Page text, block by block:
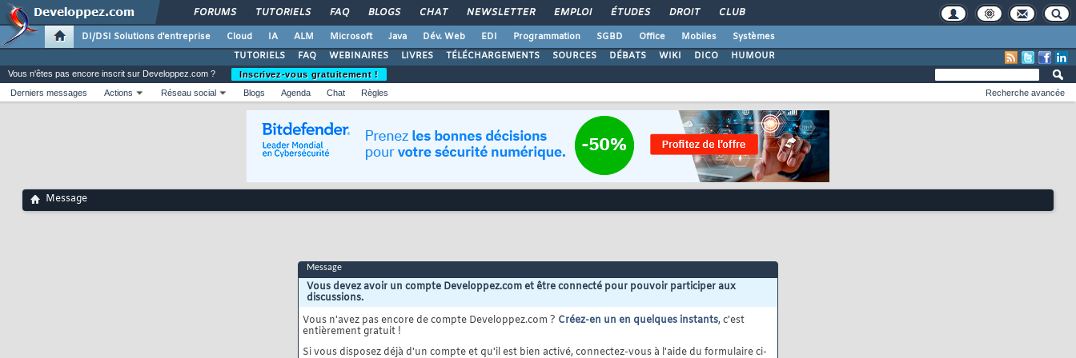
FORUMS TUTORIELS FAQ BLOGS CHAT NEWSLETTER EMPLOI ÉTUDES DROIT CLUB
DI/DSI Solutions d'entreprise Cloud IA ALM Microsoft Java Dév. Web EDI Programmation SGBD Office Mobiles
Systèmes
TUTORIELS
FAQ WEBINAIRES LIVRES TÉLÉCHARGEMENTS SOURCES DÉBATS WIKI DICO HUMOUR
Vous n'êtes pas encore inscrit sur Developpez.com ?
Inscrivez-vous gratuitement !
Derniers messages
Actions Réseau social Blogs Agenda Chat Règles Recherche avancée
Message
Message
Vous devez avoir un compte Developpez.com et être connecté pour pouvoir participer aux
discussions.
Vous n'avez pas encore de compte Developpez.com ? Créez-en un en quelques instants, c'est
entièrement gratuit !
Si vous disposez déjà d'un compte et qu'il est bien activé, connectez-vous à l'aide du formulaire ci-